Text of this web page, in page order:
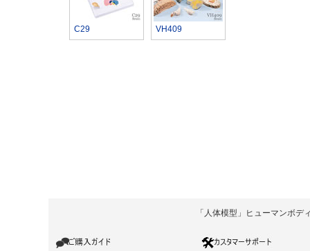
C29 VH409
「人体模型」ヒューマンボ